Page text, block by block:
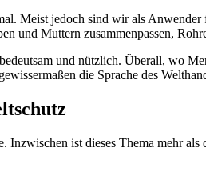
Meist jedoch sind wir als
und Muttern zusammenpassen,
und nützlich. Überall, wo
die Sprache des
ist dieses Thema mehr